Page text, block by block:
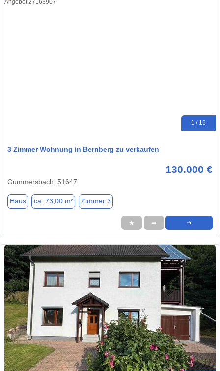
1 / 15
3 Zimmer Wohnung in Bernberg zu verkaufen
130.000 €
Gummersbach, 51647
Haus ca. 73,00 m² Zimmer 3
★ ➦ ➜